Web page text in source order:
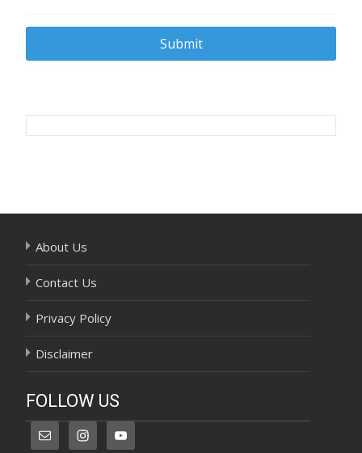
Post
About Us
Contact Us
Privacy Policy
Disclaimer
FOLLOW US